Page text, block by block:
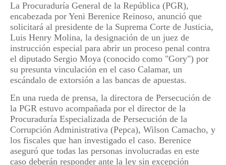
La Procuraduría General de la República (PGR),
encabezada por Yeni Berenice Reinoso, anunció que
solicitará al presidente de la Suprema Corte de Justicia,
Luis Henry Molina, la designación de un juez de
instrucción especial para abrir un proceso penal contra
el diputado Sergio Moya (conocido como "Gory") por
su presunta vinculación en el caso Calamar, un
escándalo de extorsión a las bancas de apuestas.
En una rueda de prensa, la directora de Persecución de
la PGR estuvo acompañada por el director de la
Procuraduría Especializada de Persecución de la
Corrupción Administrativa (Pepca), Wilson Camacho, y
los fiscales que han investigado el caso. Berenice
aseguró que todas las personas involucradas en este
caso deberán responder ante la ley sin excepción